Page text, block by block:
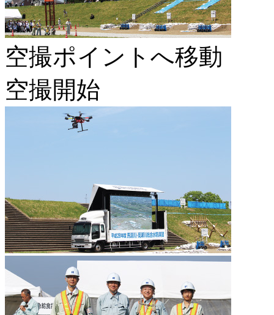
空撮ポイントへ移動
空撮開始